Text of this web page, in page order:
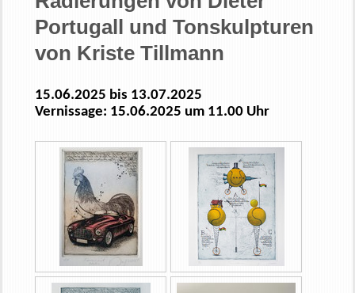
Portugall und Tonskulpturen
von Kriste Tillmann
15.06.2025 bis 13.07.2025
Vernissage: 15.06.2025 um 11.00 Uhr